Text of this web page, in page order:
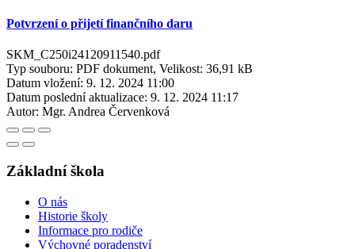
Potvrzení o přijetí finančního daru
SKM_C250i24120911540.pdf
Typ souboru: PDF dokument, Velikost: 36,91 kB
Datum vložení: 9. 12. 2024 11:00
Datum poslední aktualizace: 9. 12. 2024 11:17
Autor: Mgr. Andrea Červenková
Základní škola
O nás
Historie školy
Informace pro rodiče
Výchovné poradenství